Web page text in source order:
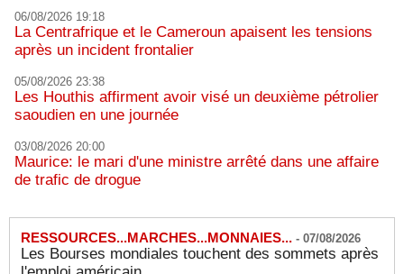
06/08/2026 19:18
La Centrafrique et le Cameroun apaisent les tensions
après un incident frontalier
05/08/2026 23:38
Les Houthis affirment avoir visé un deuxième pétrolier
saoudien en une journée
03/08/2026 20:00
Maurice: le mari d'une ministre arrêté dans une affaire
de trafic de drogue
RESSOURCES...MARCHES...MONNAIES... - 07/08/2026
Les Bourses mondiales touchent des sommets après